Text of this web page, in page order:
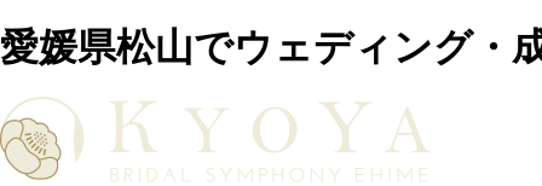
愛媛県松山でウェディング・